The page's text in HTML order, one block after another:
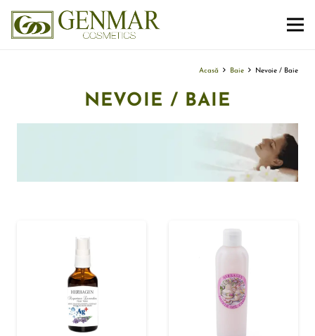
Acasă Baie Nevoie / Baie
NEVOIE / BAIE